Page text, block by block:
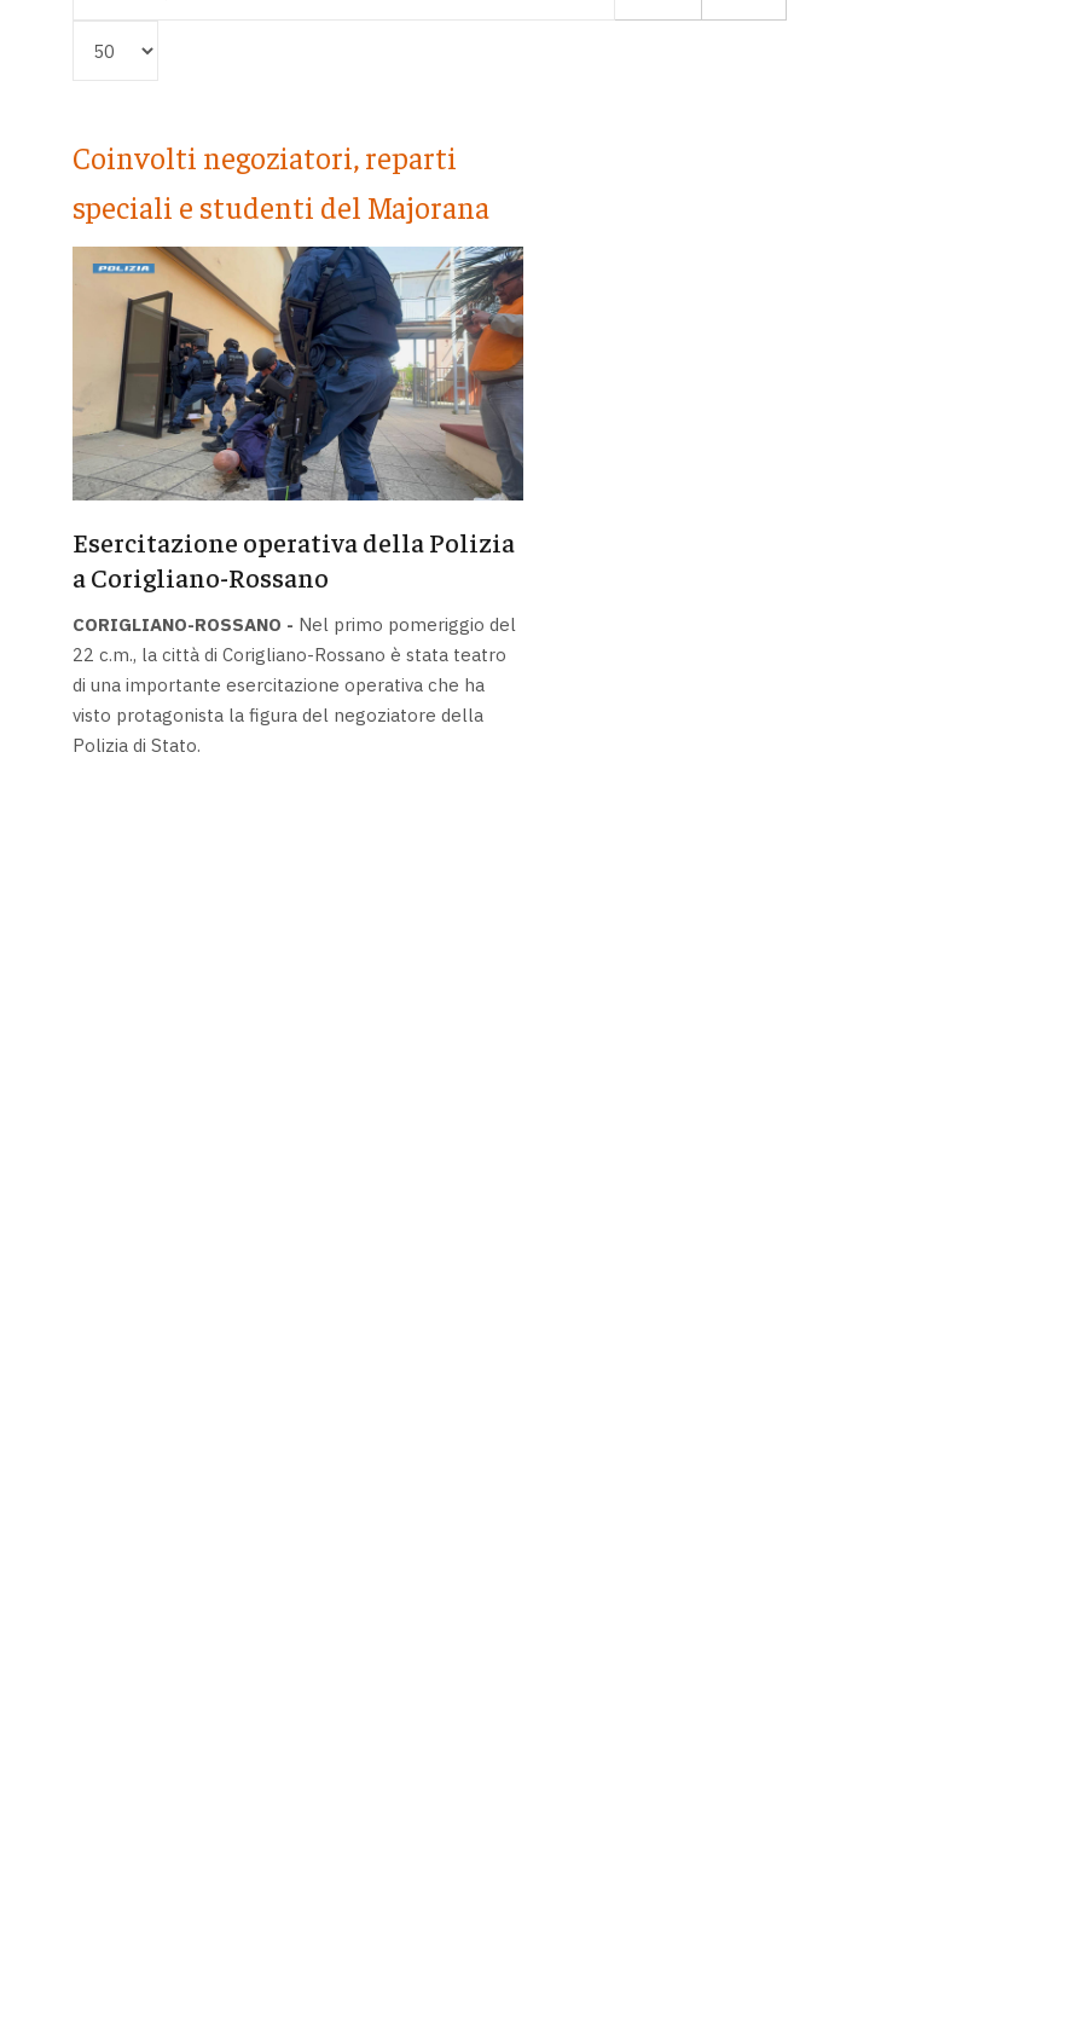
Coinvolti negoziatori, reparti
speciali e studenti del Majorana
Esercitazione operativa della Polizia
a Corigliano-Rossano
CORIGLIANO-ROSSANO - Nel primo pomeriggio del
22 c.m., la città di Corigliano-Rossano è stata teatro
di una importante esercitazione operativa che ha
visto protagonista la figura del negoziatore della
Polizia di Stato.